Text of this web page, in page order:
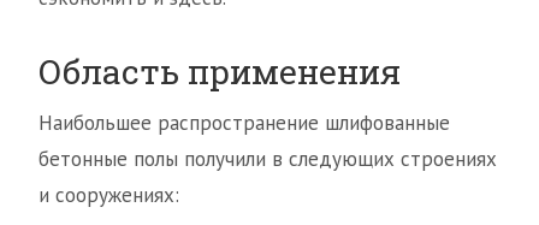
Область применения
Наибольшее распространение шлифованные
бетонные полы получили в следующих строениях
и сооружениях: